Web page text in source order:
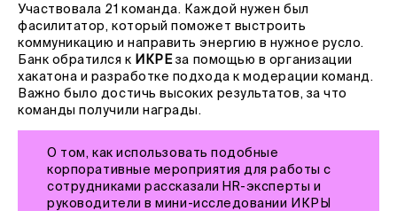
Участвовала 21 команда. Каждой нужен был
фасилитатор, который поможет выстроить
коммуникацию и направить энергию в нужное русло.
Банк обратился к ИКРЕ за помощью в организации
хакатона и разработке подхода к модерации команд.
Важно было достичь высоких результатов, за что
команды получили награды.
О том, как использовать подобные
корпоративные мероприятия для работы с
сотрудниками рассказали HR-эксперты и
руководители в мини-исследовании ИКРЫ